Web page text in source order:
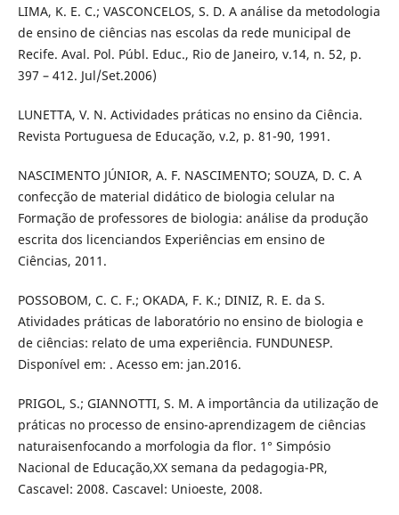
LIMA, K. E. C.; VASCONCELOS, S. D. A análise da metodologia
de ensino de ciências nas escolas da rede municipal de
Recife. Aval. Pol. Públ. Educ., Rio de Janeiro, v.14, n. 52, p.
397 – 412. Jul/Set.2006)
LUNETTA, V. N. Actividades práticas no ensino da Ciência.
Revista Portuguesa de Educação, v.2, p. 81-90, 1991.
NASCIMENTO JÚNIOR, A. F. NASCIMENTO; SOUZA, D. C. A
confecção de material didático de biologia celular na
Formação de professores de biologia: análise da produção
escrita dos licenciandos Experiências em ensino de
Ciências, 2011.
POSSOBOM, C. C. F.; OKADA, F. K.; DINIZ, R. E. da S.
Atividades práticas de laboratório no ensino de biologia e
de ciências: relato de uma experiência. FUNDUNESP.
Disponível em: . Acesso em: jan.2016.
PRIGOL, S.; GIANNOTTI, S. M. A importância da utilização de
práticas no processo de ensino-aprendizagem de ciências
naturaisenfocando a morfologia da flor. 1° Simpósio
Nacional de Educação,XX semana da pedagogia-PR,
Cascavel: 2008. Cascavel: Unioeste, 2008.